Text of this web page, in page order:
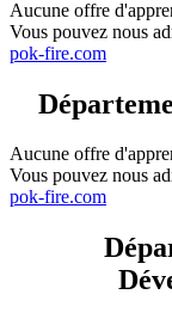
Aucune offre
Vous pouvez nous
pok-fire.com
Aucune offre
Vous pouvez nous
pok-fire.com